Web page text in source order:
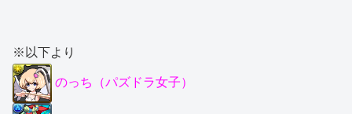
※以下より
のっち（パズドラ女子）